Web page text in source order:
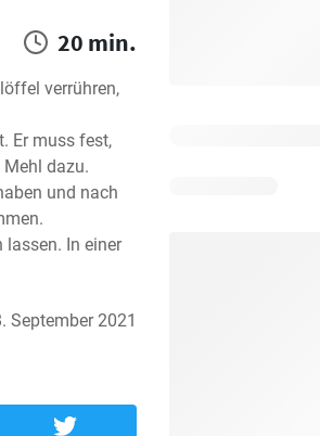
20 min.
verrühren,
Er muss fest,
dazu.
und nach
In einer
September 2021